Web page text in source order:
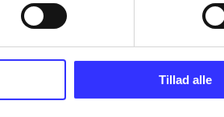
Tillad alle